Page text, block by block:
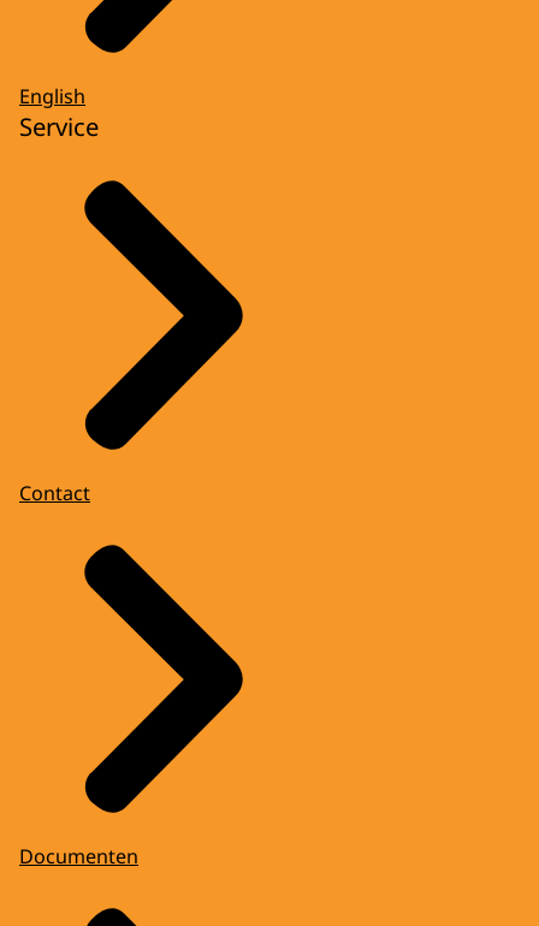
English
Service
Contact
Documenten